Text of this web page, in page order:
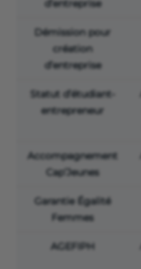
d’entreprise
Démission pour
création
d’entreprise
Statut d’étudiant-
entrepreneur
Accompagnement
Cap’Jeunes
Garantie Égalité
Femmes
AGEFIPH